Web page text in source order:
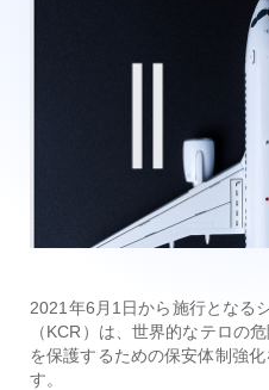
2021年6月1日から施行となる
（KCR）は、世界的なテロの
を保護するための保安体制強
す。